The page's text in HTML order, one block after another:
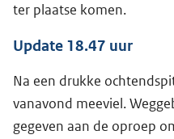
ter plaatse komen.
Update 18.47 uur
Na een drukke
vanavond meeviel.
gegeven aan de oproep